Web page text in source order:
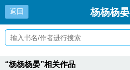
返回 杨杨杨晏
“杨杨杨晏”相关作品